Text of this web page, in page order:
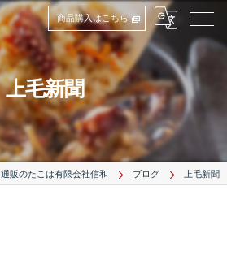
商品購入はこちら
上毛新聞
通販のたこは有限会社信和 ブログ 上毛新聞